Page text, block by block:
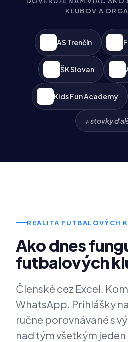
KLUBOV A
AS Trenčín
ŠK Slovan
Kids Fun Academy
+ stovky
REALITA FUTBALOVÝCH
Ako dnes
futbalových
Členské cez Excel.
WhatsApp. Prihlášky
ručne porovnávané s
nad tým všetkým